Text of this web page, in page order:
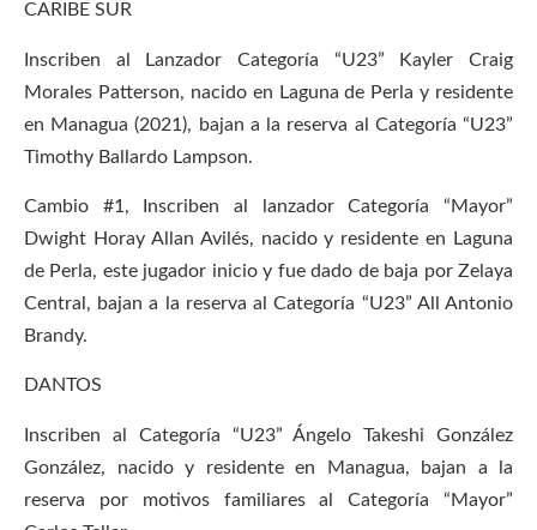
CARIBE SUR
Inscriben al Lanzador Categoría “U23” Kayler Craig
Morales Patterson, nacido en Laguna de Perla y residente
en Managua (2021), bajan a la reserva al Categoría “U23”
Timothy Ballardo Lampson.
Cambio #1, Inscriben al lanzador Categoría “Mayor”
Dwight Horay Allan Avilés, nacido y residente en Laguna
de Perla, este jugador inicio y fue dado de baja por Zelaya
Central, bajan a la reserva al Categoría “U23” All Antonio
Brandy.
DANTOS
Inscriben al Categoría “U23” Ángelo Takeshi González
González, nacido y residente en Managua, bajan a la
reserva por motivos familiares al Categoría “Mayor”